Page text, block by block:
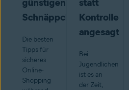
günstigen
Schnäppchen
Die besten
Tipps für
sicheres
Online-
Shopping
statt
Kontrolle
angesagt
Bei
Jugendlichen
ist es an
der Zeit,